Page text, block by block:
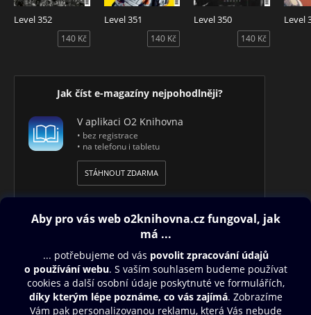
Level 352
140 Kč
Level 351
140 Kč
Level 350
140 Kč
Level
Jak číst e-magazíny nejpohodlněji?
V aplikaci O2 Knihovna
• bez registrace
• na telefonu i tabletu
STÁHNOUT ZDARMA
Obsah ke stažení
Moje O2 Knihovna